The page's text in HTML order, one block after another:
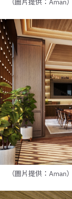
（圖片提供：Aman）
（圖片提供：Aman）